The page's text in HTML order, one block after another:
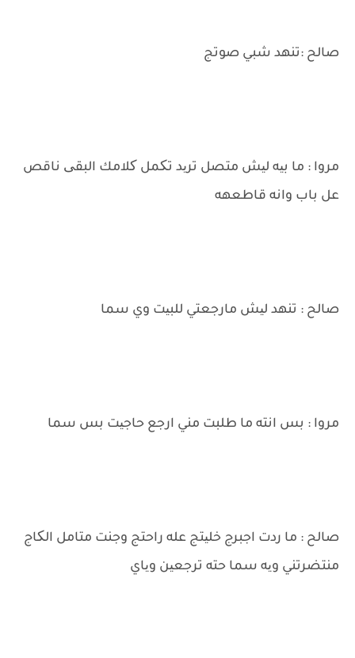
صالح :تنهد شبي صوتج
مروا : ما بیه لیش متصل ترید تکمل کلامك البقی ناقص
عل باب وانه قاطعهه
صالح : تنهد لیش مارجعتي للبیت وي سما
مروا : بس انته ما طلبت مني ارجع حاجیت بس سما
صالح : ما ردت اجبرج خلیتج عله راحتج وجنت متامل الکاج
منتضرتني ویه سما حته ترجعین ویاي